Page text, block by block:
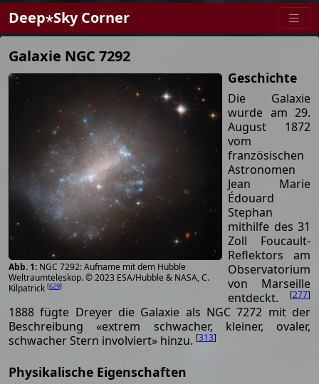
Deep⋆Sky Corner
Galaxie NGC 7292
NGC 7292: Aufname mit dem Hubble
Weltraumteleskop. © 2023 ESA/Hubble & NASA, C.
Kilpatrick [629]
Geschichte
Die Galaxie
wurde am 29.
August 1872
vom
französischen
Astronomen
Jean Marie
Édouard
Stephan
mithilfe des 31
Zoll Foucault-
Reflektors am
Observatorium
von Marseille
entdeckt.
[277]
1888 fügte Dreyer die Galaxie als NGC 7272 mit der
Beschreibung «extrem schwacher, kleiner, ovaler,
schwacher Stern involviert» hinzu. [313]
Physikalische Eigenschaften